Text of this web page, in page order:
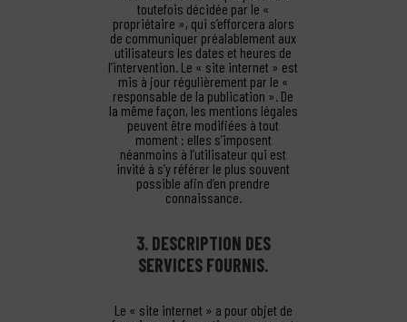
toutefois décidée par le «
propriétaire », qui s’efforcera alors
de communiquer préalablement aux
utilisateurs les dates et heures de
l’intervention. Le « site internet » est
mis à jour régulièrement par le «
responsable de la publication ». De
la même façon, les mentions légales
peuvent être modifiées à tout
moment : elles s’imposent
néanmoins à l’utilisateur qui est
invité à s’y référer le plus souvent
possible afin d’en prendre
connaissance.
3. DESCRIPTION DES
SERVICES FOURNIS.
Le « site internet » a pour objet de